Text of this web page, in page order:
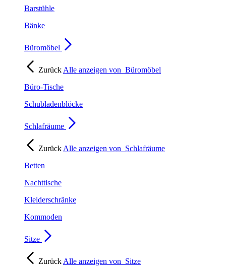
Barstühle
Bänke
Büromöbel
Zurück Alle anzeigen von Büromöbel
Büro-Tische
Schubladenblöcke
Schlafräume
Zurück Alle anzeigen von Schlafräume
Betten
Nachttische
Kleiderschränke
Kommoden
Sitze
Zurück Alle anzeigen von Sitze